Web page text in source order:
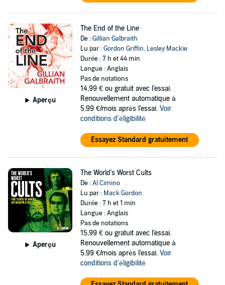
Aperçu
The End of the Line
De :Gillian Galbraith
Lu par :Gordon Griffin, Lesley Mackie
Durée : 7 h et 44 min
Langue : Anglais
Pas de notations
14,99 € ou gratuit avec l'essai.
Renouvellement automatique à
5,99 €/mois après l'essai. Voir
conditions d'éligibilité
Essayez Standard gratuitement
Aperçu
The World's Worst Cults
De :Al Cimino
Lu par : Mack Gordon
Durée : 7 h et 1 min
Langue : Anglais
Pas de notations
15,99 € ou gratuit avec l'essai.
Renouvellement automatique à
5,99 €/mois après l'essai. Voir
conditions d'éligibilité